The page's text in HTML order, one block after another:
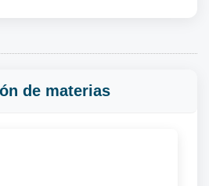
de materias